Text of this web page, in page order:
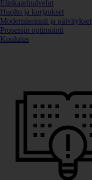
Elinkaaripalvelut
Huolto ja korjaukset
Modernisoinnit ja päivitykset
Prosessin optimointi
Koulutus